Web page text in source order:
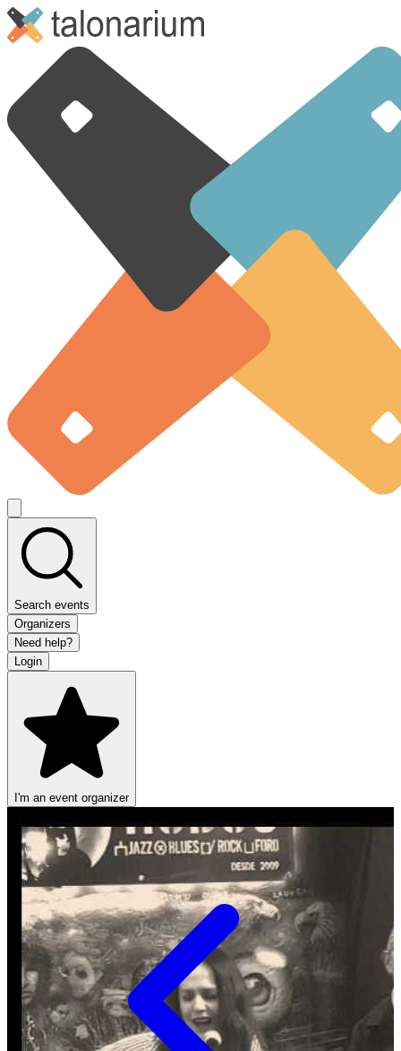
Search events
Organizers
Need help?
Login
I'm an event organizer